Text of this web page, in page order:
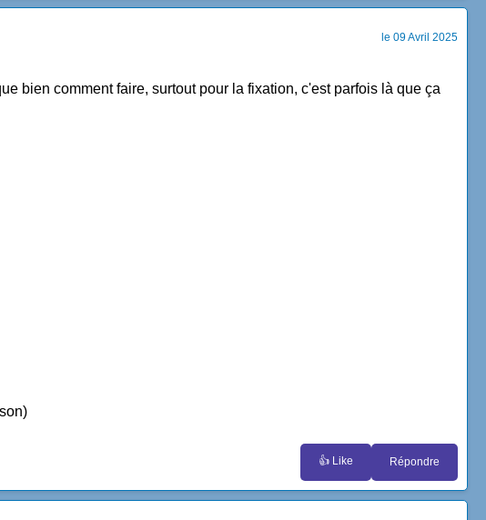
le 09 Avril 2025
bien comment faire, surtout pour la fixation, c'est parfois là que ça
👍 Like Répondre